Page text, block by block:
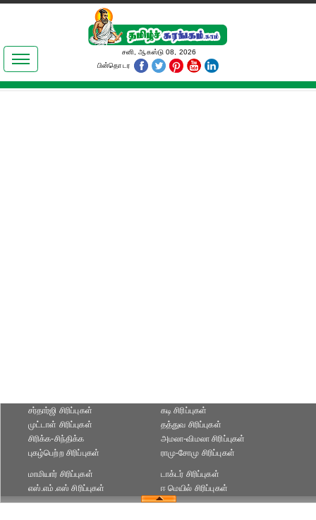
இலக்கியங்கள்
தமிழ் உலகம்
சனி, ஆகஸ்டு 08, 2026
பின்தொடர
சர்தார்ஜி சிரிப்புகள்
முட்டாள் சிரிப்புகள்
கடி சிரிப்புகள்
தத்துவ சிரிப்புகள்
சிரிக்க-சிந்திக்க
புகழ்பெற்ற சிரிப்புகள்
அமலா-விமலா சிரிப்புகள்
ராமு-சோமு சிரிப்புகள்
மாமியார் சிரிப்புகள்
எஸ்.எம்.எஸ் சிரிப்புகள்
டாக்டர் சிரிப்புகள்
ஈ மெயில் சிரிப்புகள்